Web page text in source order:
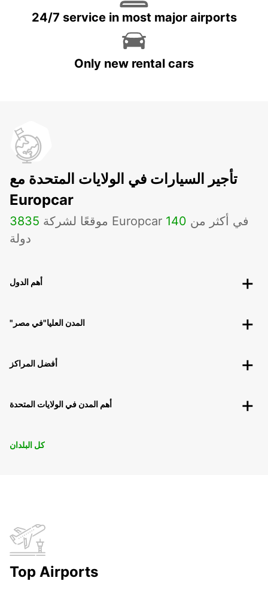
24/7 service in most major airports
Only new rental cars
تأجير السيارات في الولايات المتحدة مع
Europcar
3835 موقعًا لشركة Europcar في أكثر من 140
دولة
أهم الدول
"المدن العليا"في مصر
أفضل المراكز
أهم المدن في الولايات المتحدة
كل البلدان
Top Airports